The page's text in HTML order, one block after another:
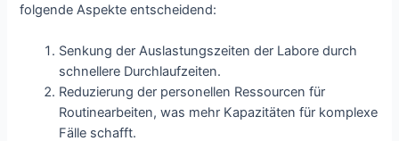
folgende Aspekte entscheidend:
Senkung der Auslastungszeiten der Labore durch
schnellere Durchlaufzeiten.
Reduzierung der personellen Ressourcen für
Routinearbeiten, was mehr Kapazitäten für komplexe
Fälle schafft.